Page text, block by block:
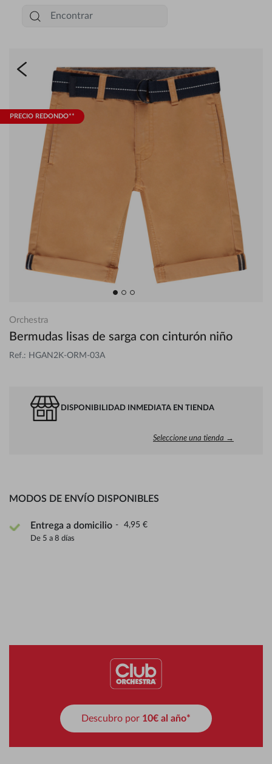
PRECIO REDONDO**
Orchestra
Bermudas lisas de sarga con cinturón niño
Ref.: HGAN2K-ORM-03A
DISPONIBILIDAD INMEDIATA EN TIENDA
Seleccione una tienda →
MODOS DE ENVÍO DISPONIBLES
Entrega a domicilio 4,95 €
De 5 a 8 días
Descubro por 10€ al año*